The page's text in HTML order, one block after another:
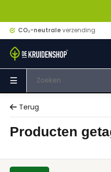
CO₂-neutraleverzending
Terug
Producten